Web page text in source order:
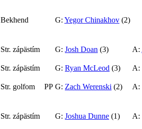
Bekhend G: Yegor Chinakhov (2)
Str. zápästím G: Josh Doan (3) A:
Str. zápästím G: Ryan McLeod (3) A:
Str. golfom PP G: Zach Werenski (2)
A:
Str. zápästím G: Joshua Dunne (1) A: